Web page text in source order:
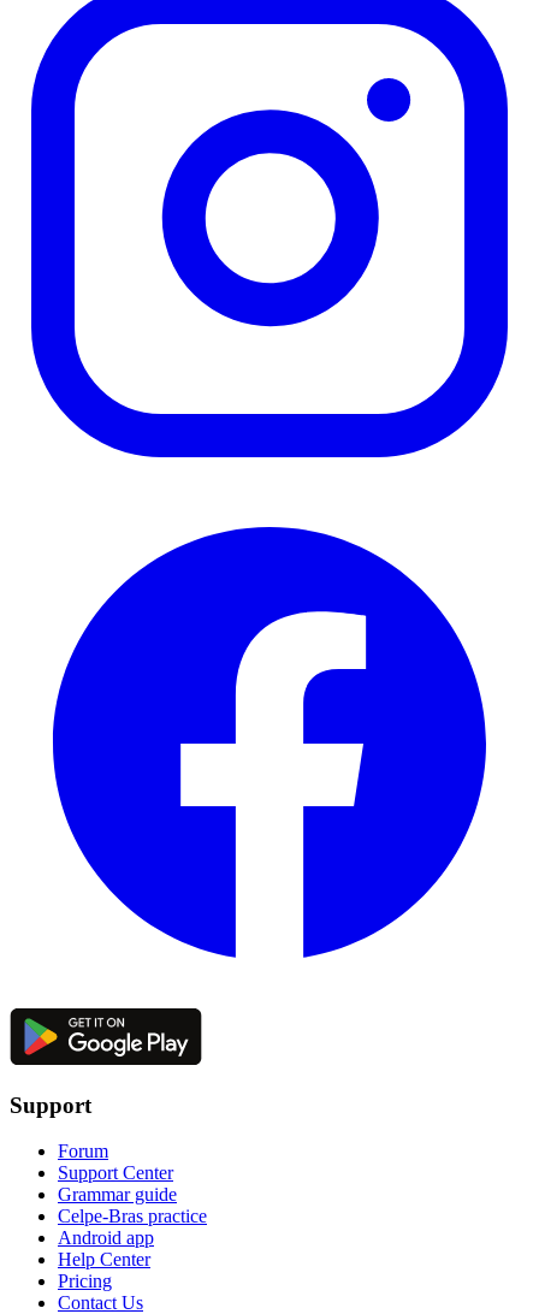
Support
Forum
Support Center
Grammar guide
Celpe-Bras practice
Android app
Help Center
Pricing
Contact Us